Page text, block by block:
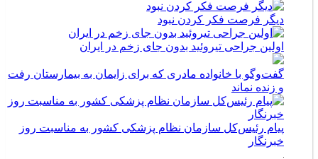
دیگر فرصت فکر کردن نبود
اولین جراحی تیروئید بدون جای زخم در ایران
گفت‌وگو با خانواده مادری که برای زایمان به بیمارستان رفت
و زنده نماند
پیام رئیس‌کل سازمان نظام پزشکی کشور به مناسبت روز
خبرنگار